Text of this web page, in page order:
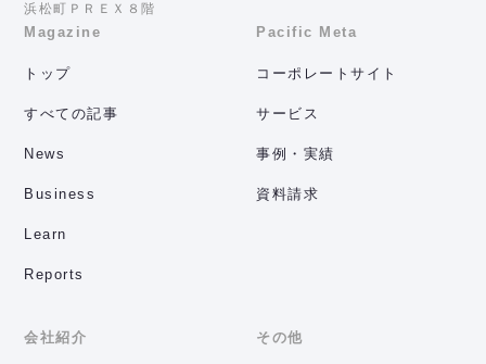
浜松町ＰＲＥＸ８階
Magazine
トップ
すべての記事
News
Business
Learn
Reports
Pacific Meta
コーポレートサイト
サービス
事例・実績
資料請求
会社紹介 その他